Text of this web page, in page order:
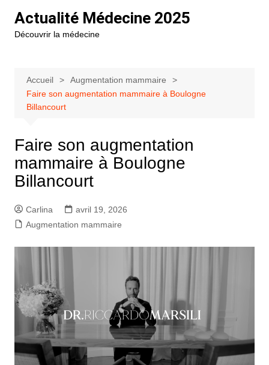
contenu
Actualité Médecine 2025
Découvrir la médecine
Accueil
Augmentation mammaire
Faire son augmentation mammaire à Boulogne
Billancourt
Faire son augmentation
mammaire à Boulogne
Billancourt
Carlina
avril 19, 2026
Augmentation mammaire